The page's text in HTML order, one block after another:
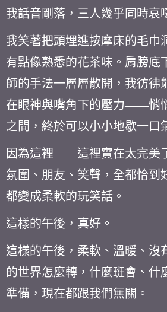
我話音剛落，三人幾乎同時哀
我笑著把頭埋進按摩床的毛巾
有點像熟悉的花茶味。肩膀底
師的手法一層層散開，我彷彿
在眼神與嘴角下的壓力——悄
之間，終於可以小小地歇一口
因為這裡——這裡實在太完美
氛圍、朋友、笑聲，全都恰到
都變成柔軟的玩笑話。
這樣的午後，真好。
這樣的午後，柔軟、溫暖、沒
的世界怎麼轉，什麼班會、什
準備，現在都跟我們無關。